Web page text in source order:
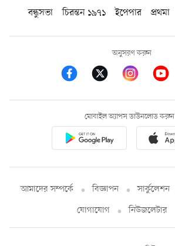
বন্ধুসভা
চিরন্তন ১৯৭১ ইপেপার প্রথমা
অনুসরণ করুন
মোবাইল অ্যাপস ডাউনলোড করুন
আমাদের সম্পর্কে বিজ্ঞাপন সার্কুলেশন
যোগাযোগ
নিউজলেটার